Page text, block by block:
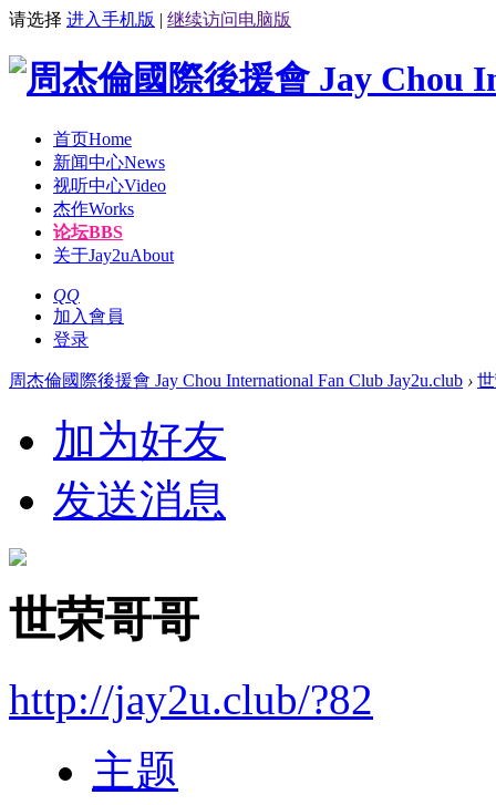
请选择 进入手机版 | 继续访问电脑版
首页Home
新闻中心News
视听中心Video
杰作Works
论坛BBS
关于Jay2uAbout
QQ
加入會員
登录
周杰倫國際後援會 Jay Chou International Fan Club Jay2u.club ›
加为好友
发送消息
世荣哥哥
http://jay2u.club/?82
主题